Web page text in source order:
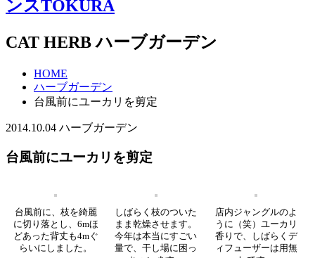
CAT HERB ハーブガーデン
HOME
ハーブガーデン
台風前にユーカリを剪定
2014.10.04 ハーブガーデン
台風前にユーカリを剪定
台風前に、枝を綺麗
に切り落とし、6mほ
どあった背丈も4mぐ
らいにしました。
しばらく枝のついた
まま乾燥させます。
今年は本当にすごい
量で、干し場に困っ
店内ジャングルのよ
うに（笑）ユーカリ
香りで、しばらくデ
ィフューザーは用無